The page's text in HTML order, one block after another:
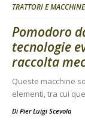
TRATTORI E
Pomodoro
tecnologie
raccolta
Queste macchine
elementi, tra cui
Di Pier Luigi Scevola